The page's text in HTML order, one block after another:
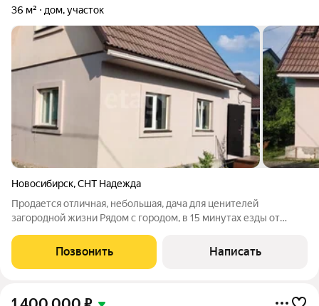
36 м² дом, участок
Новосибирск,СНТ Надежда
Продается отличная, небольшая, дача для ценителей
загородной жизни Рядом с городом, в 15 минутах езды от
привычек. Участок разработан. В доме всегда комфортная
температура, тепло, даже в сильный
Позвонить Написать